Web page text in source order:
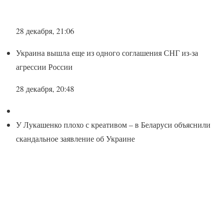
28 декабря, 21:06
Украина вышла еще из одного соглашения СНГ из-за
агрессии России
28 декабря, 20:48
У Лукашенко плохо с креативом – в Беларуси объяснили
скандальное заявление об Украине